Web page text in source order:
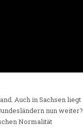
Auch in Sachsen liegt
nun weiter?
Normalität